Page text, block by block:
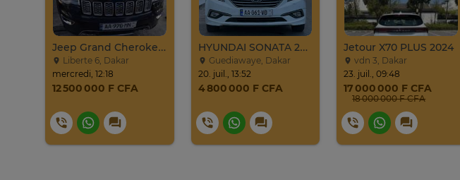
Jeep Grand Cherokee Overland 2019 À Vendre
Liberte 6, Dakar
mercredi, 12:18
12 500 000 F CFA
HYUNDAI SONATA 2016
Guediawaye, Dakar
20. juil., 13:52
4 800 000 F CFA
Jetour X70 PLUS 2024
vdn 3, Dakar
23. juil., 09:48
17 000 000 F CFA
18 000 000 F CFA